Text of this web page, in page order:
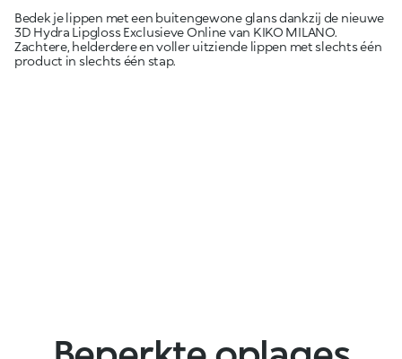
Bedek je lippen met een buitengewone glans dankzij de nieuwe
3D Hydra Lipgloss Exclusieve Online van KIKO MILANO.
Zachtere, helderdere en voller uitziende lippen met slechts één
product in slechts één stap.